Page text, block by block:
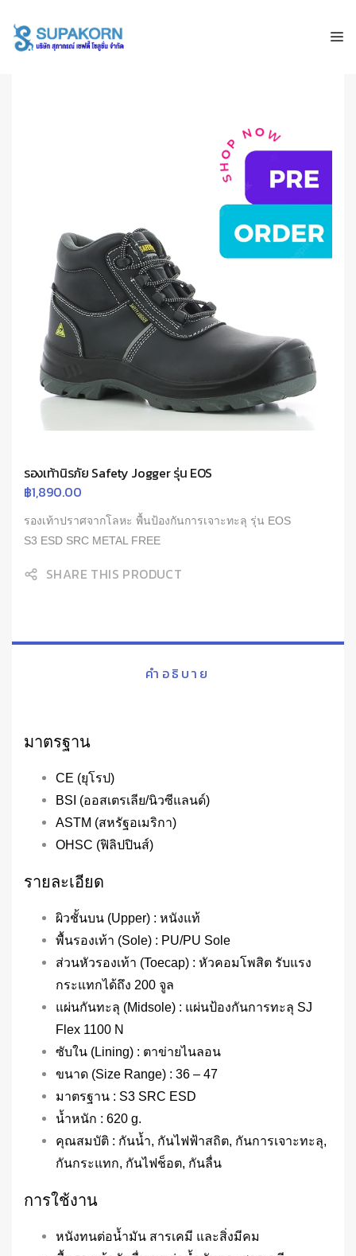
รองเท้านิรภัย Safety Jogger รุ่น EOS
฿1,890.00
รองเท้าปราศจากโลหะ พื้นป้องกันการเจาะทะลุ รุ่น EOS
S3 ESD SRC METAL FREE
SHARE THIS PRODUCT
คำอธิบาย
มาตรฐาน
CE (ยุโรป)
BSI (ออสเตรเลีย/นิวซีแลนด์)
ASTM (สหรัฐอเมริกา)
OHSC (ฟิลิปปินส์)
รายละเอียด
ผิวชั้นบน (Upper) : หนังแท้
พื้นรองเท้า (Sole) : PU/PU Sole
ส่วนหัวรองเท้า (Toecap) : หัวคอมโพสิต รับแรง
กระแทกได้ถึง 200 จูล
แผ่นกันทะลุ (Midsole) : แผ่นป้องกันการทะลุ SJ
Flex 1100 N
ซับใน (Lining) : ตาข่ายไนลอน
ขนาด (Size Range) : 36 – 47
มาตรฐาน : S3 SRC ESD
น้ำหนัก : 620 g.
คุณสมบัติ : กันน้ำ, กันไฟฟ้าสถิต, กันการเจาะทะลุ,
กันกระแทก, กันไฟช็อต, กันลื่น
การใช้งาน
หนังทนต่อน้ำมัน สารเคมี และสิ่งมีคม